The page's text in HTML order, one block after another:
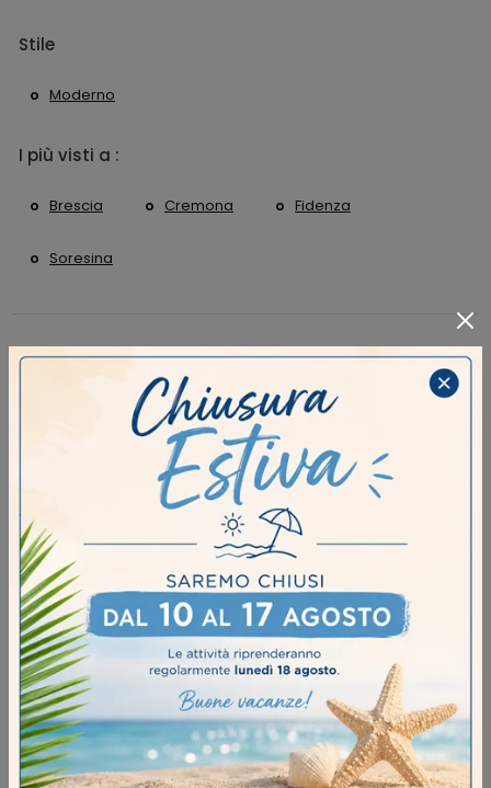
Stile
Moderno
I più visti a :
Brescia Cremona Fidenza
Soresina
CONTINUA A NAVIGARE
Arredo Bagno Birex Brescia
Arredo Bagno Birex Cremona
Arredo Bagno Birex Fidenza
Arredo Bagno Birex Soresina
Negozio Di Mobili Bagno Sospesi A Brescia
Negozio Di Mobili Bagno Sospesi A Cremona
Negozio Di Mobili Bagno Sospesi A Fidenza